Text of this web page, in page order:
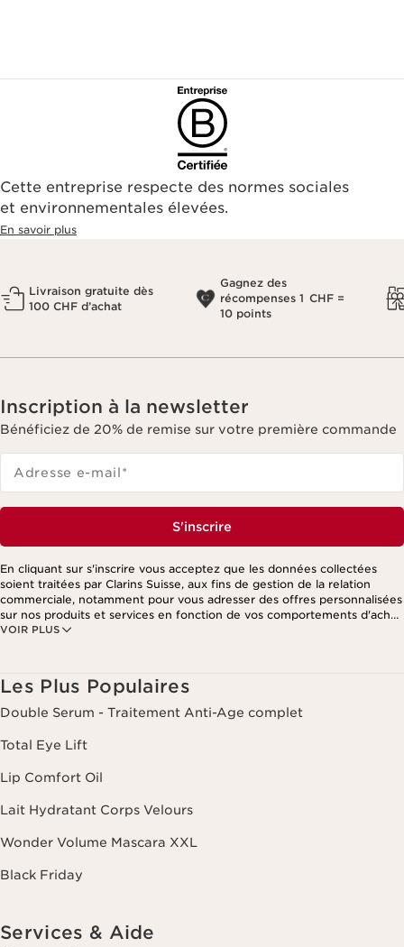
Cette entreprise respecte des normes sociales
et environnementales élevées.
En savoir plus
Livraison gratuite dès
100 CHF d’achat
Gagnez des
récompenses 1 CHF =
10 points
Inscription à la newsletter
Bénéficiez de 20% de remise sur votre première commande
Adresse e-mail*
S'inscrire
VOIR PLUS
En cliquant sur s'inscrire vous acceptez que les données collectées
soient traitées par Clarins Suisse, aux fins de gestion de la relation
commerciale, notamment pour vous adresser des offres personnalisées
sur nos produits et services en fonction de vos comportements d'achat,
de vos habitudes et/ou de vos centres d'intérêts, y compris par
cliquant sur le lien de désinscription présent dans chaque newsletter.
Ces informations sont traitées par Clarins et ses prestataires pour le
traitement de votre commande, à des fins de gestion de la relation
client. Notamment pour vous proposer des offres personnalisées et/ou
pour gérer votre adhésion à notre Programme de fidélité et créer votre
programme beauté personnalisé. Les données sont conservées
dernier contact. Vous disposez d'un droit d'accès, de rectification, de
que d'un droit d'opposition et de limitation de leur traitement. Vous
veuillez consulter notre politique de confidentialité
Les Plus Populaires
Double Serum - Traitement Anti-Age complet
Total Eye Lift
Lip Comfort Oil
Lait Hydratant Corps Velours
Wonder Volume Mascara XXL
Black Friday
Services & Aide